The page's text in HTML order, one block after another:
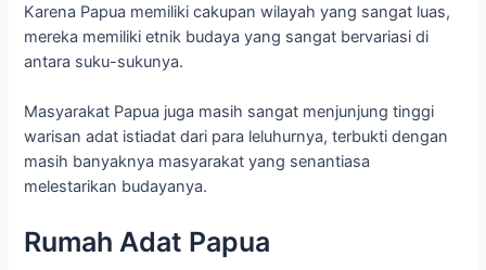
Karena Papua memiliki cakupan wilayah yang sangat luas,
mereka memiliki etnik budaya yang sangat bervariasi di
antara suku-sukunya.
Masyarakat Papua juga masih sangat menjunjung tinggi
warisan adat istiadat dari para leluhurnya, terbukti dengan
masih banyaknya masyarakat yang senantiasa
melestarikan budayanya.
Rumah Adat Papua